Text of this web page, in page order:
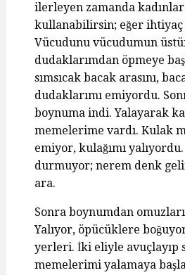
ilerleyen zamanda
kullanabilirsin; eğer ihtiyaç
Vücudunu vücudumun
dudaklarımdan öpmeye
sımsıcak bacak arasını,
dudaklarımı emiyordu.
boynuma indi. Yalayarak
memelerime vardı. Kulak
emiyor, kulağımı
durmuyor; nerem denk
ara.
Sonra boynumdan
Yalıyor, öpücüklere
yerleri. İki eliyle avuçlayıp
memelerimi yalamaya